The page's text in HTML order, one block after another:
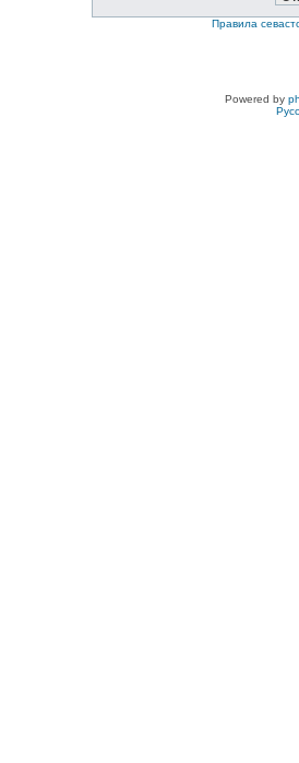
Правила
Powered by